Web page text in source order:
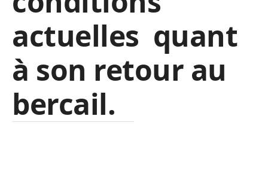
actuelles quant
à son retour au
bercail.